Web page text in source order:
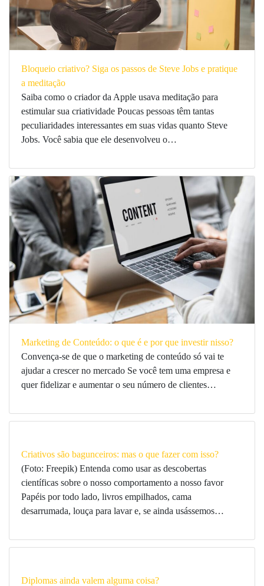
Bloqueio criativo? Siga os passos de Steve Jobs e pratique
a meditação
Saiba como o criador da Apple usava meditação para
estimular sua criatividade Poucas pessoas têm tantas
peculiaridades interessantes em suas vidas quanto Steve
Jobs. Você sabia que ele desenvolveu o…
Marketing de Conteúdo: o que é e por que investir nisso?
Convença-se de que o marketing de conteúdo só vai te
ajudar a crescer no mercado Se você tem uma empresa e
quer fidelizar e aumentar o seu número de clientes…
Criativos são bagunceiros: mas o que fazer com isso?
(Foto: Freepik) Entenda como usar as descobertas
científicas sobre o nosso comportamento a nosso favor
Papéis por todo lado, livros empilhados, cama
desarrumada, louça para lavar e, se ainda usássemos…
Diplomas ainda valem alguma coisa?